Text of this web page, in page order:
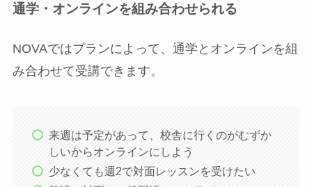
通学・オンラインを組み合わせられる
NOVAではプランによって、通学とオンラインを組
み合わせて受講できます。
来週は予定があって、校舎に行くのがむずか
しいからオンラインにしよう
少なくても週2で対面レッスンを受けたい